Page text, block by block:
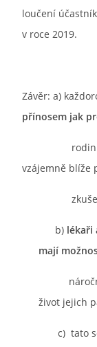
loučení
v roce 2019.
Závěr: a)
přínosem jak
rodinné
vzájemně blíže
zkušenosti
b) lékaři
mají
náročné
život jejich
c) tato